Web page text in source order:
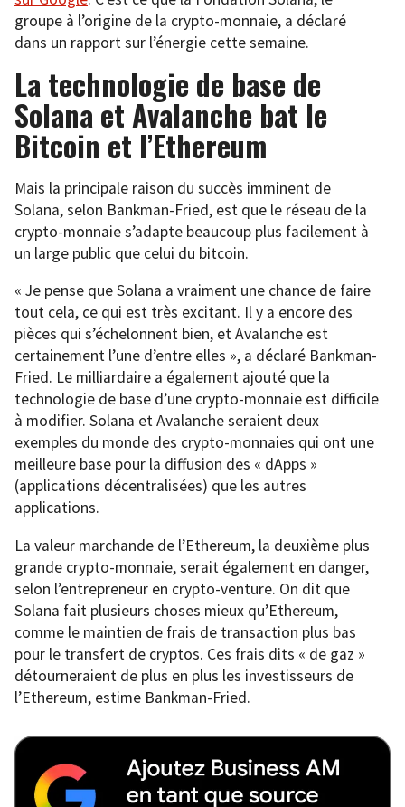
groupe à l’origine de la crypto-monnaie, a déclaré
dans un rapport sur l’énergie cette semaine.
La technologie de base de
Solana et Avalanche bat le
Bitcoin et l’Ethereum
Mais la principale raison du succès imminent de
Solana, selon Bankman-Fried, est que le réseau de la
crypto-monnaie s’adapte beaucoup plus facilement à
un large public que celui du bitcoin.
« Je pense que Solana a vraiment une chance de faire
tout cela, ce qui est très excitant. Il y a encore des
pièces qui s’échelonnent bien, et Avalanche est
certainement l’une d’entre elles », a déclaré Bankman-
Fried. Le milliardaire a également ajouté que la
technologie de base d’une crypto-monnaie est difficile
à modifier. Solana et Avalanche seraient deux
exemples du monde des crypto-monnaies qui ont une
meilleure base pour la diffusion des « dApps »
(applications décentralisées) que les autres
applications.
La valeur marchande de l’Ethereum, la deuxième plus
grande crypto-monnaie, serait également en danger,
selon l’entrepreneur en crypto-venture. On dit que
Solana fait plusieurs choses mieux qu’Ethereum,
comme le maintien de frais de transaction plus bas
pour le transfert de cryptos. Ces frais dits « de gaz »
détourneraient de plus en plus les investisseurs de
l’Ethereum, estime Bankman-Fried.